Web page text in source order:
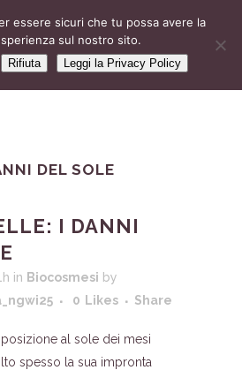
DEL SOLE
I DANNI
in Biocosmesi by
0 Likes Share
al sole dei mesi
spesso la sua impronta
essere sicuri che tu possa avere la
sul nostro sito.
Rifiuta Leggi la Privacy Policy